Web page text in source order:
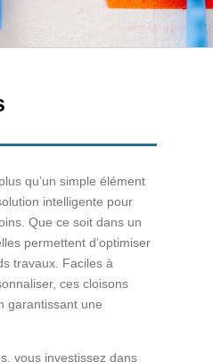
qu’un simple élément
intelligente pour
Que ce soit dans un
permettent d’optimiser
travaux. Faciles à
ces cloisons
garantissant une
vous investissez dans